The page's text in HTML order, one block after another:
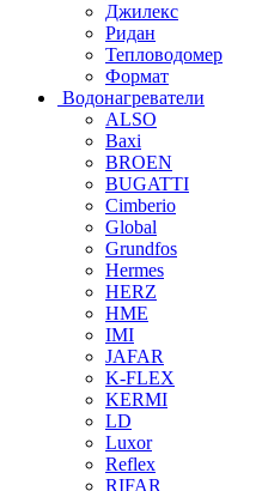
Джилекс
Ридан
Тепловодомер
Формат
Водонагреватели
ALSO
Baxi
BROEN
BUGATTI
Cimberio
Global
Grundfos
Hermes
HERZ
HME
IMI
JAFAR
K-FLEX
KERMI
LD
Luxor
Reflex
RIFAR